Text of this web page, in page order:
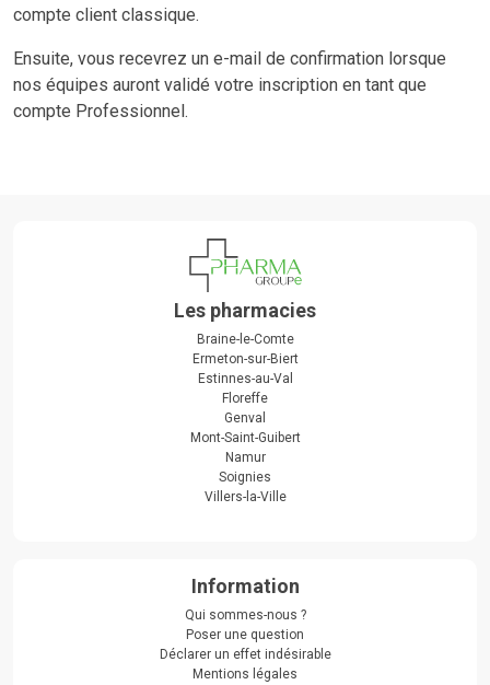
compte client classique.
Ensuite, vous recevrez un e-mail de confirmation lorsque
nos équipes auront validé votre inscription en tant que
compte Professionnel.
Les pharmacies
Braine-le-Comte
Ermeton-sur-Biert
Estinnes-au-Val
Floreffe
Genval
Mont-Saint-Guibert
Namur
Soignies
Villers-la-Ville
Information
Qui sommes-nous ?
Poser une question
Déclarer un effet indésirable
Mentions légales